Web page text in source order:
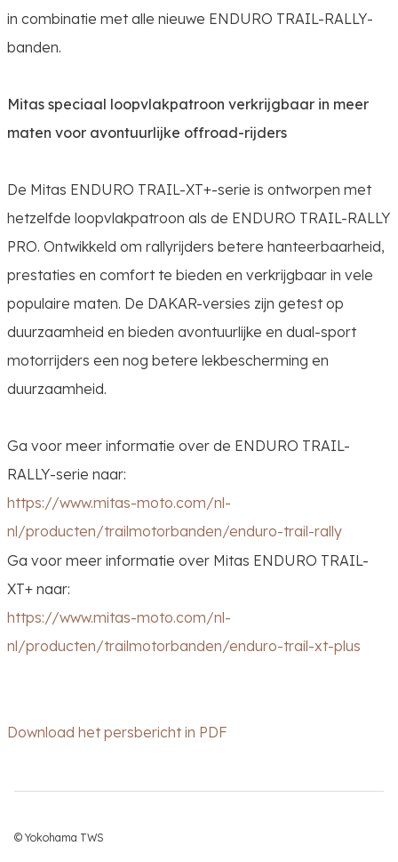
in combinatie met alle nieuwe ENDURO TRAIL-RALLY-
banden.
Mitas speciaal loopvlakpatroon verkrijgbaar in meer
maten voor avontuurlijke offroad-rijders
De Mitas ENDURO TRAIL-XT+-serie is ontworpen met
hetzelfde loopvlakpatroon als de ENDURO TRAIL-RALLY
PRO. Ontwikkeld om rallyrijders betere hanteerbaarheid,
prestaties en comfort te bieden en verkrijgbaar in vele
populaire maten. De DAKAR-versies zijn getest op
duurzaamheid en bieden avontuurlijke en dual-sport
motorrijders een nog betere lekbescherming en
duurzaamheid.
Ga voor meer informatie over de ENDURO TRAIL-
RALLY-serie naar:
https://www.mitas-moto.com/nl-
nl/producten/trailmotorbanden/enduro-trail-rally
Ga voor meer informatie over Mitas ENDURO TRAIL-
XT+ naar:
https://www.mitas-moto.com/nl-
nl/producten/trailmotorbanden/enduro-trail-xt-plus
Download het persbericht in PDF
© Yokohama TWS